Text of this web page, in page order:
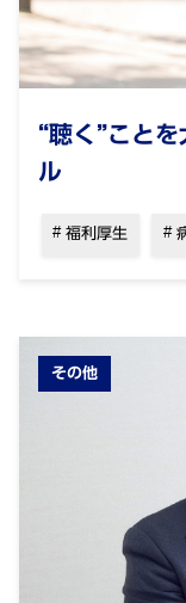
“聴く”こと
ル
福利厚生
その他